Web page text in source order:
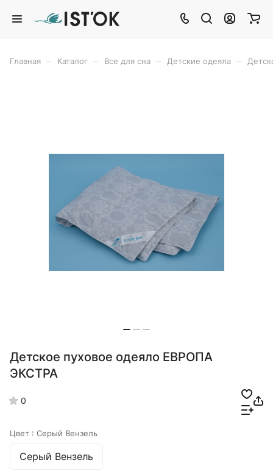
Главная Каталог Все для сна Детские одеяла
Детское пуховое одеяло ЕВРОПА
ЭКСТРА
0
Цвет : Серый Вензель
Серый Вензель